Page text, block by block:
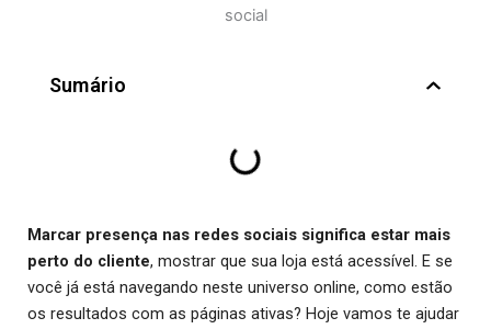
Sumário
Marcar presença nas redes sociais significa estar mais
perto do cliente, mostrar que sua loja está acessível. E se
você já está navegando neste universo online, como estão
os resultados com as páginas ativas? Hoje vamos te ajudar